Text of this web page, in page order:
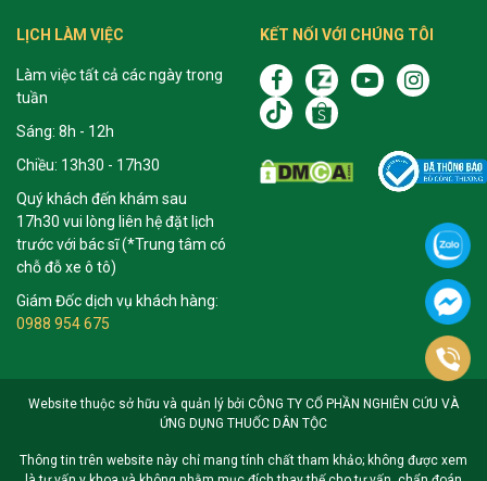
LỊCH LÀM VIỆC
Làm việc tất cả các ngày trong
tuần
Sáng: 8h - 12h
Chiều: 13h30 - 17h30
Quý khách đến khám sau
17h30 vui lòng liên hệ đặt lịch
trước với bác sĩ (*Trung tâm có
chỗ đỗ xe ô tô)
Giám Đốc dịch vụ khách hàng:
0988 954 675
KẾT NỐI VỚI CHÚNG TÔI
Website thuộc sở hữu và quản lý bởi CÔNG TY CỔ PHẦN NGHIÊN CỨU VÀ
ỨNG DỤNG THUỐC DÂN TỘC
Thông tin trên website này chỉ mang tính chất tham khảo; không được xem